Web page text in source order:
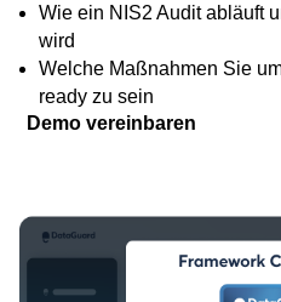
Wie ein NIS2 Audit abläuft
wird
Welche Maßnahmen Sie
ready zu sein
Demo vereinbaren